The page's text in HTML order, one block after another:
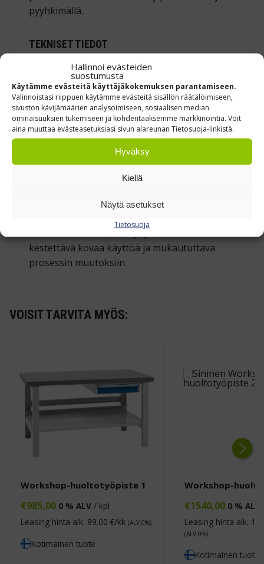
Hallinnoi evästeiden
suostumusta
Käytämme evästeitä käyttäjäkokemuksen parantamiseen.
Valinnoistasi riippuen käytämme evästeitä sisällön räätälöimiseen,
sivuston kävijämäärien analysoimiseen, sosiaalisen median
ominaisuuksien tukemiseen ja kohdentaaksemme markkinointia. Voit
aina muuttaa evästeasetuksiasi sivun alareunan Tietosuoja-linkistä.
Hyväksy
Kiellä
Näytä asetukset
Tietosuoja
pyyhkimällä.
TEKNISET TIEDOT
Pöytä­taso: teräs (50 mm), 1500 × 750 mm
Kantavuus: 750 kg
Runko: pulverimaalattu teräs, RAL 7035
Työskentelykorkeus: 850 mm (kiinteä)
Takaosa: 3 × säätöputki 966 mm, 2 × M750
huippukestävyyden ja muunneltavuuden
varma investointi, kun työpisteen on
kestettävä kovaa käyttöä ja mukaututtava
prosessin muutoksiin.
VOISIT TARVITA MYÖS:
Workshop-huoltotyöpiste 1
€985,00 0 % ALV / kpl
Leasing hinta alk. 89.00 €/kk (ALV 0%)
Kotimainen tuote
Workshop-
€1540,00 0 % ALV
Leasing hinta alk.
(ALV 0%)
Kotimainen tuote